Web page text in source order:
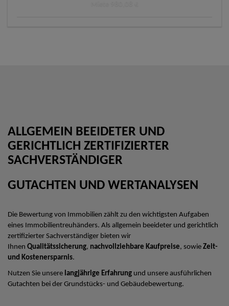
ALLGEMEIN BEEIDETER UND
GERICHTLICH ZERTIFIZIERTER
SACHVERSTÄNDIGER
GUTACHTEN UND WERTANALYSEN
Die Bewertung von Immobilien zählt zu den wichtigsten Aufgaben
eines Immobilientreuhänders. Als allgemein beeideter und gerichtlich
zertifizierter Sachverständiger bieten wir
Ihnen Qualitätssicherung, nachvollziehbare Kaufpreise, sowie Zeit-
und Kostenersparnis.
Nutzen Sie unsere langjährige Erfahrung und unsere ausführlichen
Gutachten bei der Grundstücks- und Gebäudebewertung.